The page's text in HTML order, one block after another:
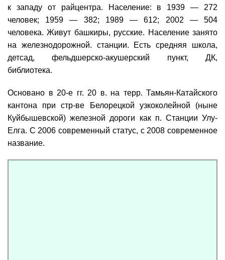
к западу от райцентра. Население: в 1939 — 272
человек; 1959 — 382; 1989 — 612; 2002 — 504
человека. Живут башкиры, русские. Население занято
на железнодорожной. станции. Есть средняя школа,
детсад, фельдшерско-акушерский пункт, ДК,
библиотека.
Основано в 20-е гг. 20 в. на терр. Тамьян-Катайского
кантона при стр-ве Белорецкой узкоколейной (ныне
Куйбышевской) железной дороги как п. Станции Улу-
Елга. С 2006 современный статус, с 2008 современное
название.